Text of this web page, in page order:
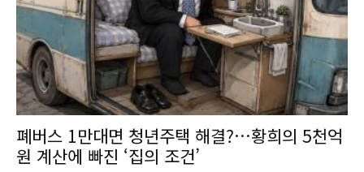
폐버스 1만대면 청년주택 해결?…황희의 5천억
원 계산에 빠진 ‘집의 조건’